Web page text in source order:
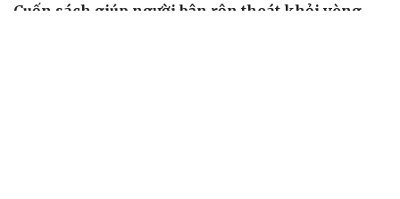
Cuốn sách giúp người bận rộn thoát khỏi vòng